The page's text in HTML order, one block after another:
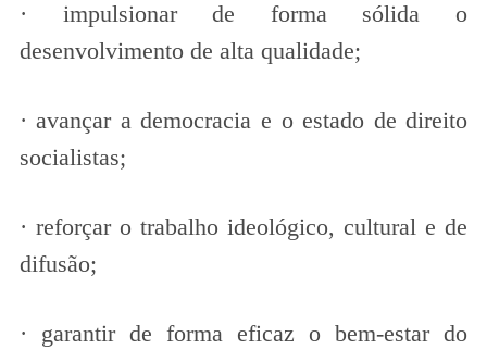
· impulsionar de forma sólida o
desenvolvimento de alta qualidade;
· avançar a democracia e o estado de direito
socialistas;
· reforçar o trabalho ideológico, cultural e de
difusão;
· garantir de forma eficaz o bem-estar do